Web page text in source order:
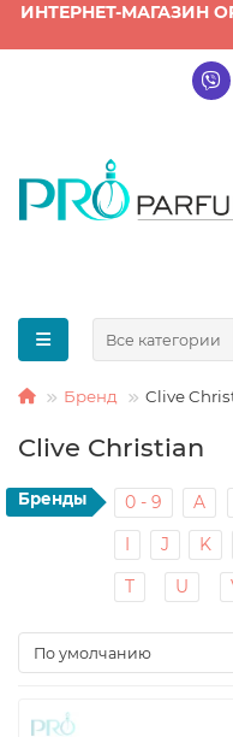
ИНТЕРНЕТ-МАГАЗИН
Все категории
Бренд Clive
Clive Christian
Бренды 0 - 9 A
I
J K
T
U